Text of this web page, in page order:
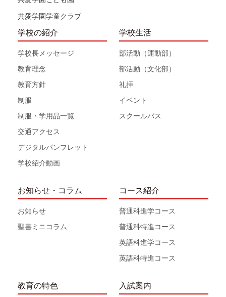
共愛学園学童クラブ
学校の紹介
学校長メッセージ
教育理念
教育方針
制服
制服・学用品一覧
交通アクセス
デジタルパンフレット
学校紹介動画
学校生活
部活動（運動部）
部活動（文化部）
礼拝
イベント
スクールバス
お知らせ・コラム
お知らせ
聖書ミニコラム
コース紹介
普通科進学コース
普通科特進コース
英語科進学コース
英語科特進コース
教育の特色 入試案内